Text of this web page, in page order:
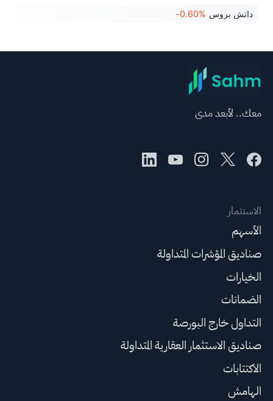
داتش بروس -0.60%
معك.. لأبعد مدى
الاستثمار
الأسهم
صناديق المؤشرات المتداولة
الخيارات
الضمانات
التداول خارج البورصة
صناديق الاستثمار العقارية المتداولة
الاكتتابات
الهامش